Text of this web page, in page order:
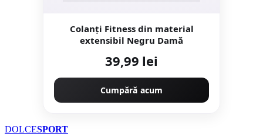
Colanţi Fitness din material
extensibil Negru Damă
39,99 lei
Cumpără acum
DOLCESPORT